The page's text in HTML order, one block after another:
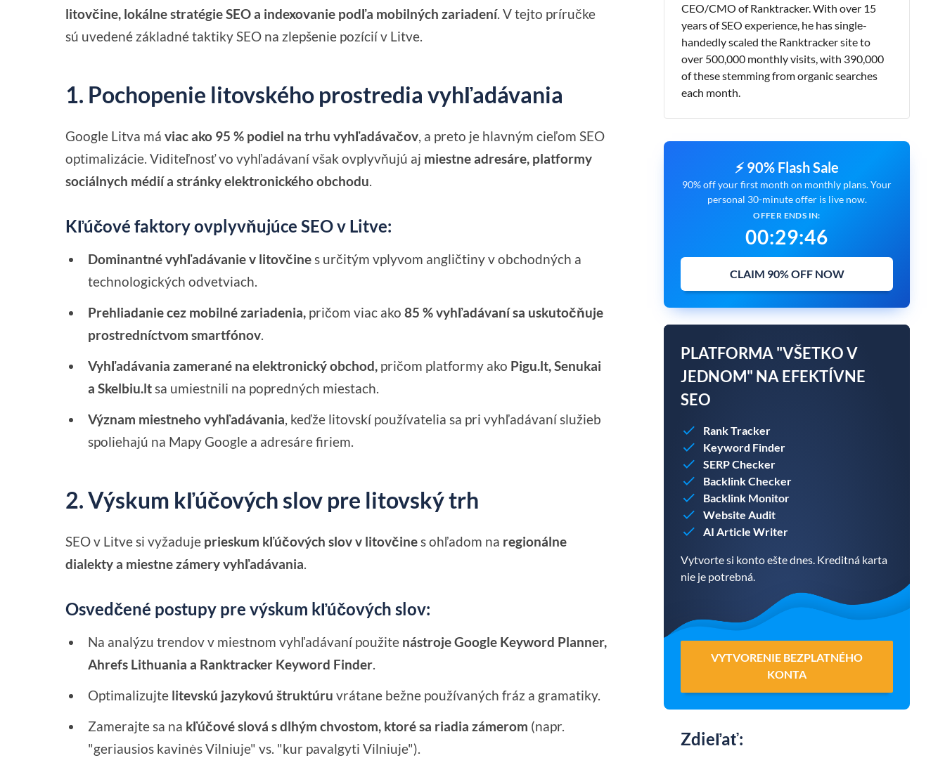
litovčine, lokálne stratégie SEO a indexovanie podľa mobilných zariadení. V tejto príručke
sú uvedené základné taktiky SEO na zlepšenie pozícií v Litve.
1. Pochopenie litovského prostredia vyhľadávania
Google Litva máviac ako 95 % podiel na trhu vyhľadávačov, a preto je hlavným cieľom SEO
optimalizácie. Viditeľnosť vo vyhľadávaní však ovplyvňujú aj miestne adresáre, platformy
sociálnych médií a stránky elektronického obchodu.
Kľúčové faktory ovplyvňujúce SEO v Litve:
Dominantné vyhľadávanie v litovčines určitým vplyvom angličtiny v obchodných a
technologických odvetviach.
Prehliadanie cez mobilné zariadenia, pričom viac ako85 % vyhľadávaní sa uskutočňuje
prostredníctvom smartfónov.
Vyhľadávania zamerané na elektronický obchod, pričom platformy ako Pigu.lt, Senukai
a Skelbiu.ltsa umiestnili na popredných miestach.
Význam miestneho vyhľadávania, keďže litovskí používatelia sa pri vyhľadávaní služieb
spoliehajú na Mapy Google a adresáre firiem.
2. Výskum kľúčových slov pre litovský trh
SEO v Litve si vyžaduje prieskum kľúčových slov v litovčines ohľadom na regionálne
dialekty a miestne zámery vyhľadávania.
Osvedčené postupy pre výskum kľúčových slov:
Na analýzu trendov v miestnom vyhľadávaní použite nástroje Google Keyword Planner,
Ahrefs Lithuania a Ranktracker Keyword Finder.
Optimalizujte litevskú jazykovú štruktúru vrátane bežne používaných fráz a gramatiky.
Zamerajte sa na kľúčové slová s dlhým chvostom, ktoré sa riadia zámerom (napr.
"geriausios kavinės Vilniuje" vs. "kur pavalgyti Vilniuje").
CEO/CMO of Ranktracker. With over 15
years of SEO experience, he has single-
handedly scaled the Ranktracker site to
over 500,000 monthly visits, with 390,000
of these stemming from organic searches
each month.
⚡ 90% Flash Sale
90% off your first month on monthly plans. Your
personal 30-minute offer is live now.
OFFER ENDS IN:
00:29:45
CLAIM 90% OFF NOW
PLATFORMA "VŠETKO V
JEDNOM" NA EFEKTÍVNE
SEO
Rank Tracker
Keyword Finder
SERP Checker
Backlink Checker
Backlink Monitor
Website Audit
AI Article Writer
Vytvorte si konto ešte dnes. Kreditná karta
nie je potrebná.
VYTVORENIE BEZPLATNÉHO
KONTA
Zdieľať: